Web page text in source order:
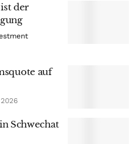
der
auf
Schwechat